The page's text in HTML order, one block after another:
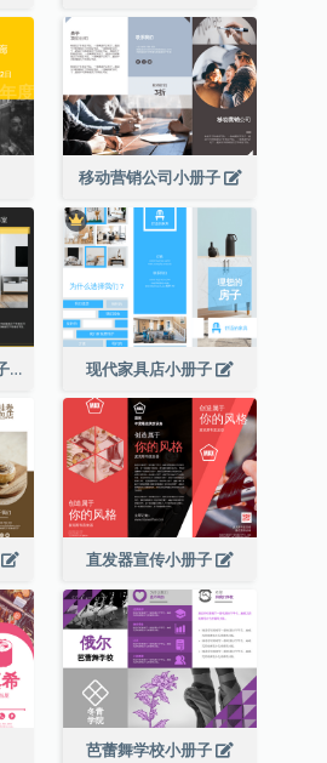
移动营销公司小册子
时尚室内工作室小册子 现代家具店小册子
直发器宣传小册子
芭蕾舞学校小册子